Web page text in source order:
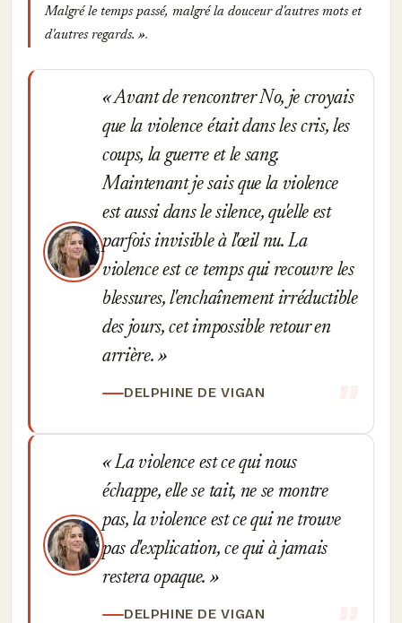
Malgré le temps passé, malgré la douceur d'autres mots et
d'autres regards.
.
Avant de rencontrer No, je croyais
que la violence était dans les cris, les
coups, la guerre et le sang.
Maintenant je sais que la violence
est aussi dans le silence, qu'elle est
parfois invisible à l'œil nu. La
violence est ce temps qui recouvre les
blessures, l'enchaînement irréductible
des jours, cet impossible retour en
arrière.
DELPHINE DE VIGAN
La violence est ce qui nous
échappe, elle se tait, ne se montre
pas, la violence est ce qui ne trouve
pas d'explication, ce qui à jamais
restera opaque.
DELPHINE DE VIGAN